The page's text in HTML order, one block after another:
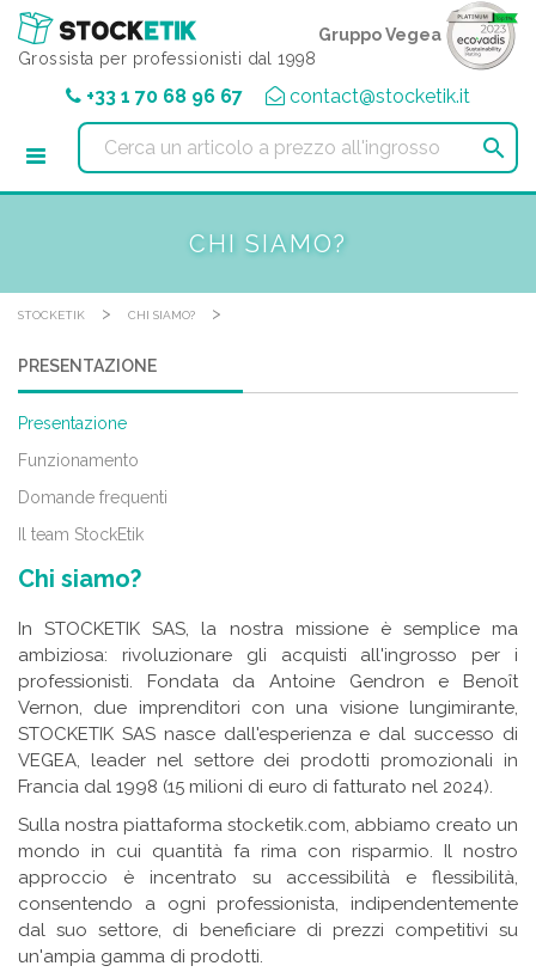
Grossista per professionisti dal 1998
Gruppo Vegea
+33 1 70 68 96 67 contact@stocketik.it

CHI SIAMO?
STOCKETIK > CHI SIAMO? >
PRESENTAZIONE
Presentazione
Funzionamento
Domande frequenti
Il team StockEtik
Chi siamo?
In STOCKETIK SAS, la nostra missione è semplice ma
ambiziosa: rivoluzionare gli acquisti all'ingrosso per i
professionisti. Fondata da Antoine Gendron e Benoît
Vernon, due imprenditori con una visione lungimirante,
STOCKETIK SAS nasce dall'esperienza e dal successo di
VEGEA, leader nel settore dei prodotti promozionali in
Francia dal 1998 (15 milioni di euro di fatturato nel 2024).
Sulla nostra piattaforma stocketik.com, abbiamo creato un
mondo in cui quantità fa rima con risparmio. Il nostro
approccio è incentrato su accessibilità e flessibilità,
consentendo a ogni professionista, indipendentemente
dal suo settore, di beneficiare di prezzi competitivi su
un'ampia gamma di prodotti.
Pannello di gestione dei cookies